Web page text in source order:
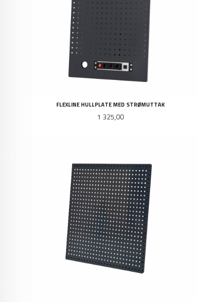
FLEXLINE HULLPLATE MED STRØMUTTAK
Pris
1 325,00